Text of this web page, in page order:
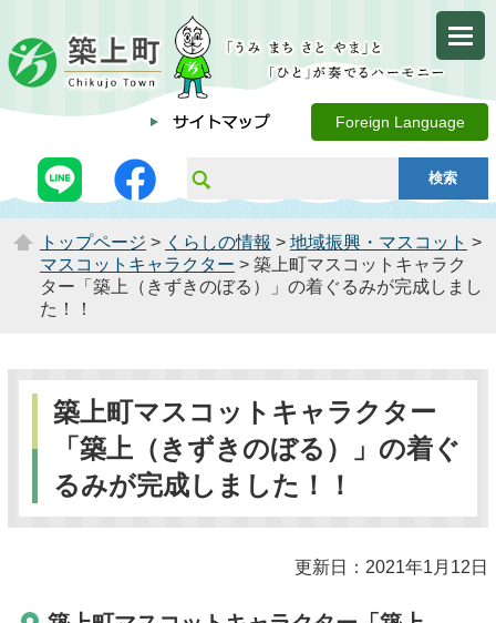
Foreign Language
トップページ > くらしの情報 > 地域振興・マスコット >
マスコットキャラクター > 築上町マスコットキャラク
ター「築上（きずきのぼる）」の着ぐるみが完成しまし
た！！
築上町マスコットキャラクター
「築上（きずきのぼる）」の着ぐ
るみが完成しました！！
更新日：2021年1月12日